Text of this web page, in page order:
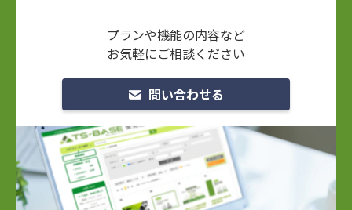
プランや機能の内容など
お気軽にご相談ください
問い合わせる